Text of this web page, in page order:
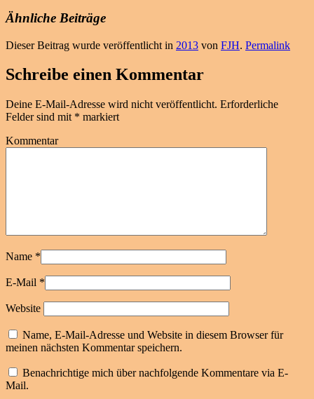
Ähnliche Beiträge
Dieser Beitrag wurde veröffentlicht in 2013 von FJH. Permalink
Schreibe einen Kommentar
Deine E-Mail-Adresse wird nicht veröffentlicht. Erforderliche
Felder sind mit * markiert
Kommentar
Name *
E-Mail *
Website
Name, E-Mail-Adresse und Website in diesem Browser für
meinen nächsten Kommentar speichern.
Benachrichtige mich über nachfolgende Kommentare via E-
Mail.